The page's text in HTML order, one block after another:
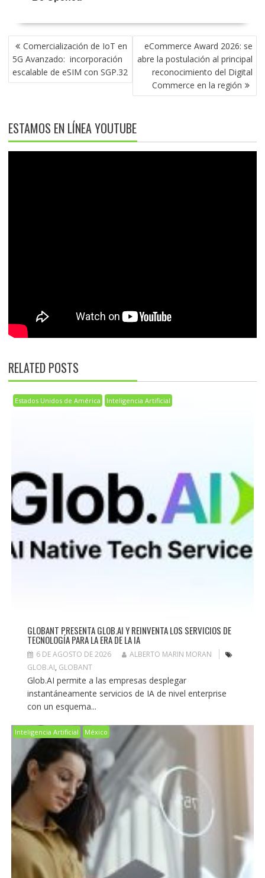
NAVEGACIÓN
DE
ENTRADAS
Comercialización de IoT en
5G Avanzado: incorporación
escalable de eSIM con SGP.32
eCommerce Award 2026: se
abre la postulación al principal
reconocimiento del Digital
Commerce en la región
ESTAMOS EN LÍNEA YOUTUBE
RELATED POSTS
Estados Unidos de América Inteligencia Artificial
GLOBANT PRESENTA GLOB.AI Y REINVENTA LOS SERVICIOS DE
TECNOLOGÍA PARA LA ERA DE LA IA
6 DE AGOSTO DE 2026
ALBERTO MARIN MORAN
GLOB.AI, GLOBANT
Glob.AI permite a las empresas desplegar
instantáneamente servicios de IA de nivel enterprise
con un esquema...
Inteligencia Artificial México